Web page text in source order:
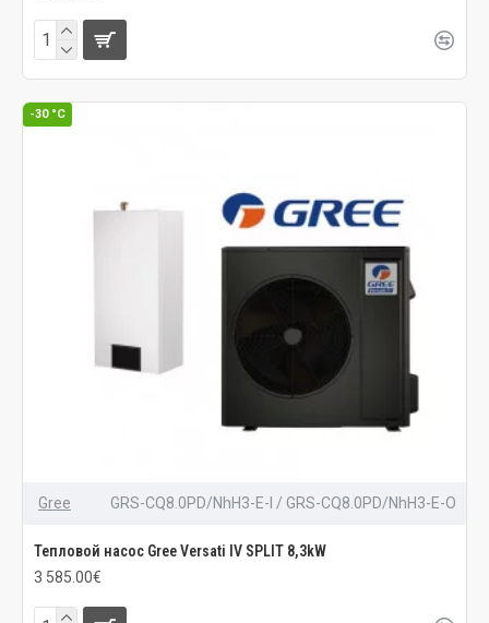
-30 °C
Gree GRS-CQ8.0PD/NhH3-E-I / GRS-CQ8.0PD/NhH3-E-O
Тепловой насос Gree Versati IV SPLIT 8,3kW
3 585.00€